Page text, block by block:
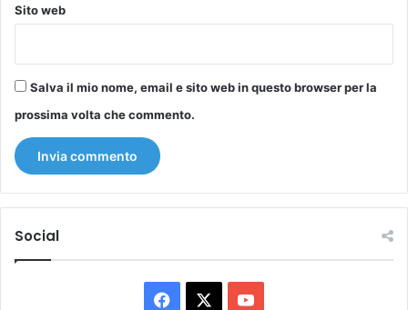
Sito web
Salva il mio nome, email e sito web in questo browser per la
prossima volta che commento.
Social
Facebook You